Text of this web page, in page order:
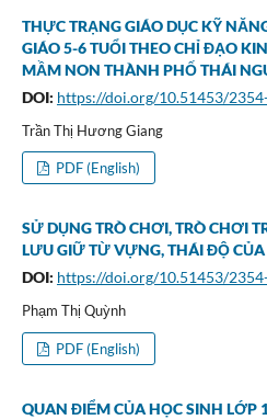
THỰC TRẠNG GIÁO DỤC KỸ
GIÁO 5-6 TUỔI THEO CHỈ ĐẠO
MẦM NON THÀNH PHỐ THÁI
DOI: https://doi.org/10.51453/
Trần Thị Hương Giang
PDF (English)
SỬ DỤNG TRÒ CHƠI, TRÒ CHƠI
LƯU GIỮ TỪ VỰNG, THÁI ĐỘ
DOI: https://doi.org/10.51453/
Phạm Thị Quỳnh
PDF (English)
QUAN ĐIỂM CỦA HỌC SINH LỚP